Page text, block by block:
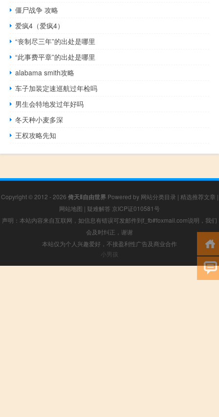
僵尸战争 攻略
爱疯4（爱疯4）
“丧制尽三年”的出处是哪里
“此事费平章”的出处是哪里
alabama smith攻略
车子加装定速巡航过年检吗
男生会特地发过年好吗
冬天种小麦多深
王权攻略先知
Copyright © 2012 - 2026 倚天Ⅱ自由世界Powered by 网站分类目录 | 精选推荐文章 |
网站地图 | 疑难解答 京ICP证010581号
声明：本站内容来自互联网，如信息有错误可发邮件到f_fb#foxmail.com说明，我们
会及时纠正，谢谢
本站仅为个人兴趣爱好，不接盈利性广告及商业合作
小男孩